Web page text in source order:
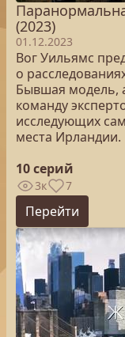
(2023)
01.12.2023
Вог Уильямс
о
Бывшая модель,
команду
исследующих
места Ирландии.
10 серий
3к 7
Перейти